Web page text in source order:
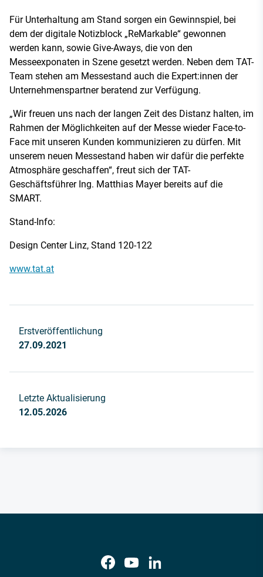
Für Unterhaltung am Stand sorgen ein Gewinnspiel, bei
dem der digitale Notizblock „ReMarkable“ gewonnen
werden kann, sowie Give-Aways, die von den
Messeexponaten in Szene gesetzt werden. Neben dem TAT-
Team stehen am Messestand auch die Expert:innen der
Unternehmenspartner beratend zur Verfügung.
„Wir freuen uns nach der langen Zeit des Distanz halten, im
Rahmen der Möglichkeiten auf der Messe wieder Face-to-
Face mit unseren Kunden kommunizieren zu dürfen. Mit
unserem neuen Messestand haben wir dafür die perfekte
Atmosphäre geschaffen“, freut sich der TAT-
Geschäftsführer Ing. Matthias Mayer bereits auf die
SMART.
Stand-Info:
Design Center Linz, Stand 120-122
www.tat.at
Erstveröffentlichung
27.09.2021
Letzte Aktualisierung
12.05.2026